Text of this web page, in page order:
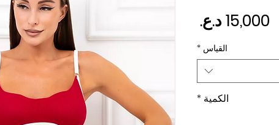
القياس *
الكمية *